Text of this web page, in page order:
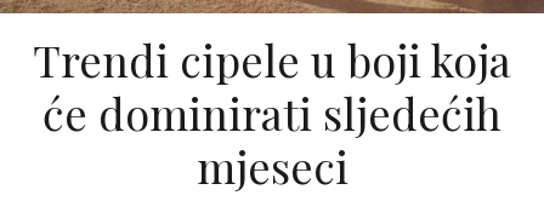
Trendi cipele u boji koja
će dominirati sljedećih
mjeseci